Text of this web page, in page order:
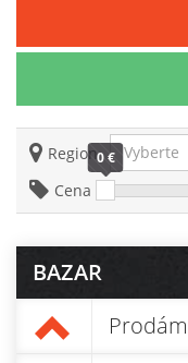
Region
Vyberte
Cena
0 €
BAZAR
Prodám